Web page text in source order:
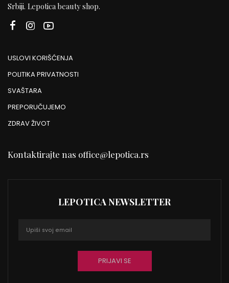
Srbiji. Lepotica beauty shop.
USLOVI KORIŠĆENJA
POLITIKA PRIVATNOSTI
SVAŠTARA
PREPORUČUJEMO
ZDRAV ŽIVOT
Kontaktirajte nas office@lepotica.rs
LEPOTICA NEWSLETTER